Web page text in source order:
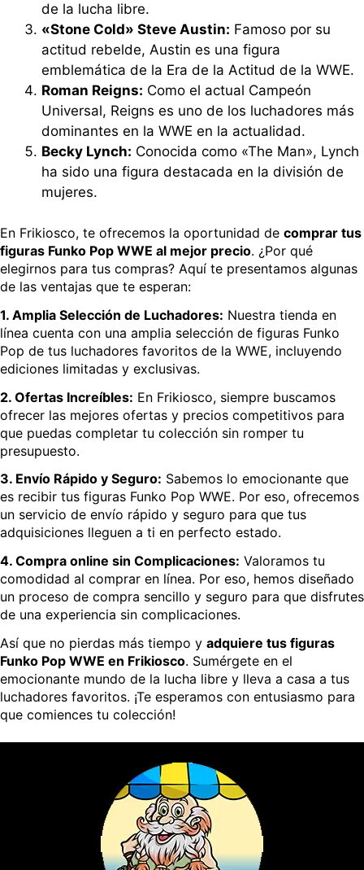
de la lucha libre.
«Stone Cold» Steve Austin: Famoso por su
actitud rebelde, Austin es una figura
emblemática de la Era de la Actitud de la WWE.
Roman Reigns: Como el actual Campeón
Universal, Reigns es uno de los luchadores más
dominantes en la WWE en la actualidad.
Becky Lynch: Conocida como «The Man», Lynch
ha sido una figura destacada en la división de
mujeres.
En Frikiosco, te ofrecemos la oportunidad de comprar tus
figuras Funko Pop WWE al mejor precio. ¿Por qué
elegirnos para tus compras? Aquí te presentamos algunas
de las ventajas que te esperan:
1. Amplia Selección de Luchadores: Nuestra tienda en
línea cuenta con una amplia selección de figuras Funko
Pop de tus luchadores favoritos de la WWE, incluyendo
ediciones limitadas y exclusivas.
2. Ofertas Increíbles: En Frikiosco, siempre buscamos
ofrecer las mejores ofertas y precios competitivos para
que puedas completar tu colección sin romper tu
presupuesto.
3. Envío Rápido y Seguro: Sabemos lo emocionante que
es recibir tus figuras Funko Pop WWE. Por eso, ofrecemos
un servicio de envío rápido y seguro para que tus
adquisiciones lleguen a ti en perfecto estado.
4. Compra online sin Complicaciones: Valoramos tu
comodidad al comprar en línea. Por eso, hemos diseñado
un proceso de compra sencillo y seguro para que disfrutes
de una experiencia sin complicaciones.
Así que no pierdas más tiempo y adquiere tus figuras
Funko Pop WWE en Frikiosco. Sumérgete en el
emocionante mundo de la lucha libre y lleva a casa a tus
luchadores favoritos. ¡Te esperamos con entusiasmo para
que comiences tu colección!